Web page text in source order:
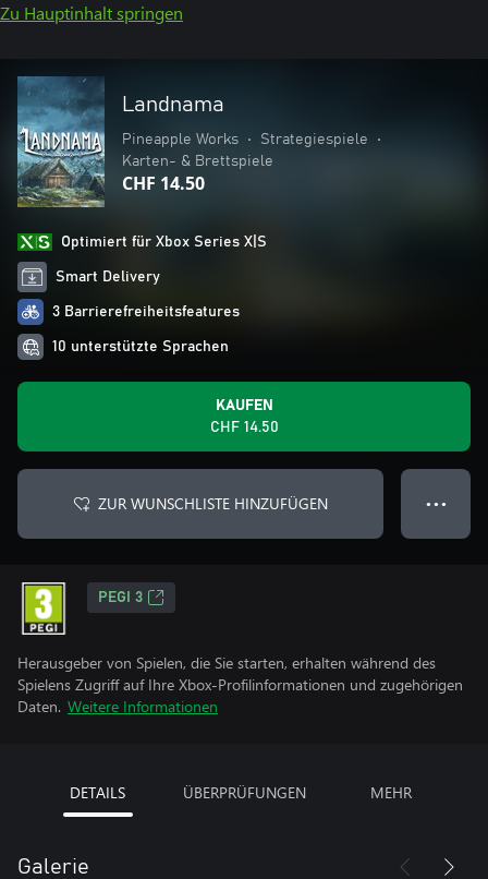
Zu Hauptinhalt springen
Landnama
Pineapple Works • Strategiespiele
•
Karten- & Brettspiele
CHF 14.50
Optimiert für Xbox Series X|S
Smart Delivery
3 Barrierefreiheitsfeatures
10 unterstützte Sprachen
KAUFEN
CHF 14.50
ZUR WUNSCHLISTE HINZUFÜGEN ● ● ●
PEGI 3
Herausgeber von Spielen, die Sie starten, erhalten während des
Spielens Zugriff auf Ihre Xbox-Profilinformationen und zugehörigen
Daten. Weitere Informationen
DETAILS ÜBERPRÜFUNGEN MEHR
Galerie